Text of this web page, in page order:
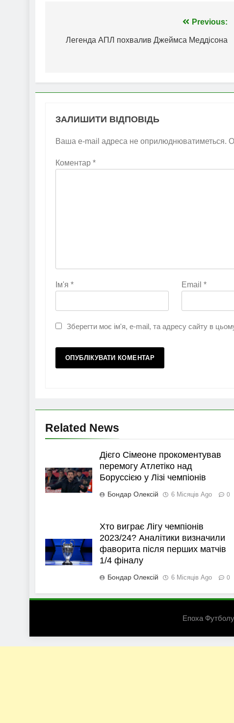
записів
Previous:
Легенда АПЛ похвалив Джеймса Меддісона
ЗАЛИШИТИ ВІДПОВІДЬ
Ваша e-mail адреса не оприлюднюватиметься.
Коментар *
Ім'я * Email *
Зберегти моє ім'я, e-mail, та адресу сайту в
Related News
Дієго Сімеоне прокоментував
перемогу Атлетіко над
Боруссією у Лізі чемпіонів
Бондар Олексій 6 Місяців Ago 0
Хто виграє Лігу чемпіонів
2023/24? Аналітики визначили
фаворита після перших матчів
1/4 фіналу
Бондар Олексій 6 Місяців Ago 0
Епоха